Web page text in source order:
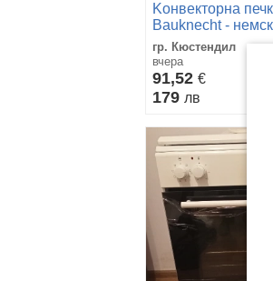
Kонвекторна
Bauknecht -
с вентилатор
Стъклокерамичен
котлона
гр. Кюстендил
вчера
91,52 €
179 лв